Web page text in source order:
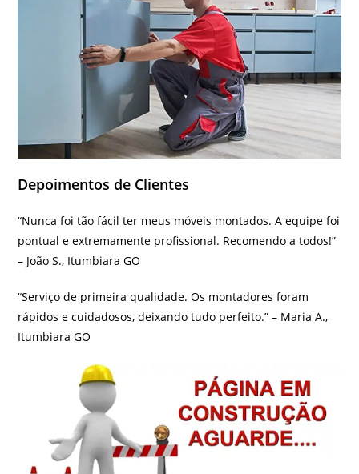
Depoimentos de Clientes
“Nunca foi tão fácil ter meus móveis montados. A equipe foi
pontual e extremamente profissional. Recomendo a todos!”
– João S., Itumbiara GO
“Serviço de primeira qualidade. Os montadores foram
rápidos e cuidadosos, deixando tudo perfeito.” – Maria A.,
Itumbiara GO